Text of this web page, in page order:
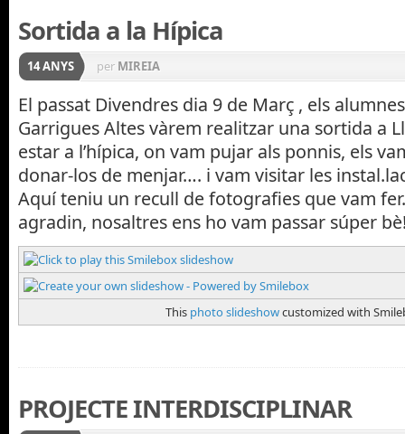
Sortida a la Hípica
14 ANYS per MIREIA
El passat Divendres dia 9 de Març , els
Garrigues Altes vàrem realitzar una sortida a
estar a l’hípica, on vam pujar als ponnis, els
donar-los de menjar…. i vam visitar les
Aquí teniu un recull de fotografies que vam
agradin, nosaltres ens ho vam passar súper
This photo slideshowcustomized with
PROJECTE INTERDISCIPLINAR